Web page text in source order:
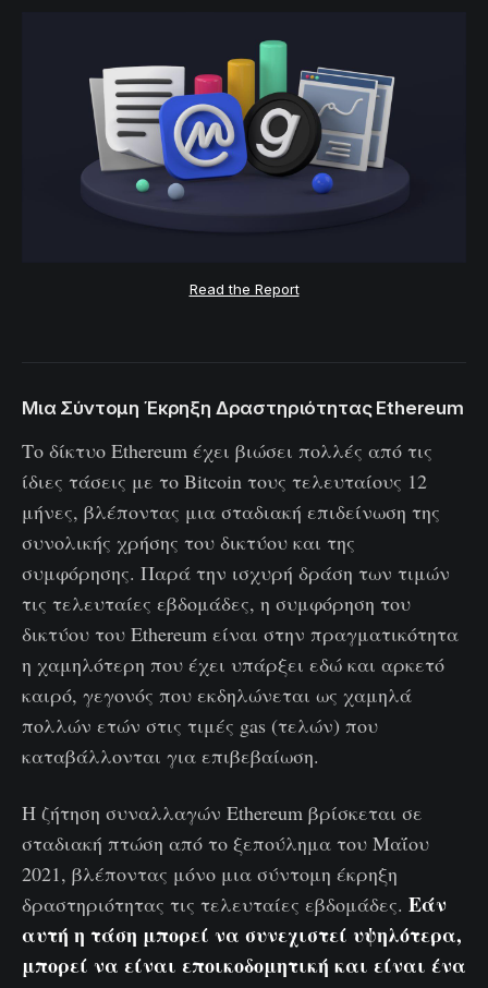
Read the Report
Μια Σύντομη Έκρηξη Δραστηριότητας Ethereum
Το δίκτυο Ethereum έχει βιώσει πολλές από τις
ίδιες τάσεις με το Bitcoin τους τελευταίους 12
μήνες, βλέποντας μια σταδιακή επιδείνωση της
συνολικής χρήσης του δικτύου και της
συμφόρησης. Παρά την ισχυρή δράση των τιμών
τις τελευταίες εβδομάδες, η συμφόρηση του
δικτύου του Ethereum είναι στην πραγματικότητα
η χαμηλότερη που έχει υπάρξει εδώ και αρκετό
καιρό, γεγονός που εκδηλώνεται ως χαμηλά
πολλών ετών στις τιμές gas (τελών) που
καταβάλλονται για επιβεβαίωση.
Η ζήτηση συναλλαγών Ethereum βρίσκεται σε
σταδιακή πτώση από το ξεπούλημα του Μαΐου
2021, βλέποντας μόνο μια σύντομη έκρηξη
δραστηριότητας τις τελευταίες εβδομάδες. Εάν
αυτή η τάση μπορεί να συνεχιστεί υψηλότερα,
μπορεί να είναι εποικοδομητική και είναι ένα